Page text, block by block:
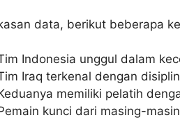
data, berikut beberapa
Indonesia unggul dalam
Iraq terkenal dengan
memiliki pelatih
kunci dari masing-